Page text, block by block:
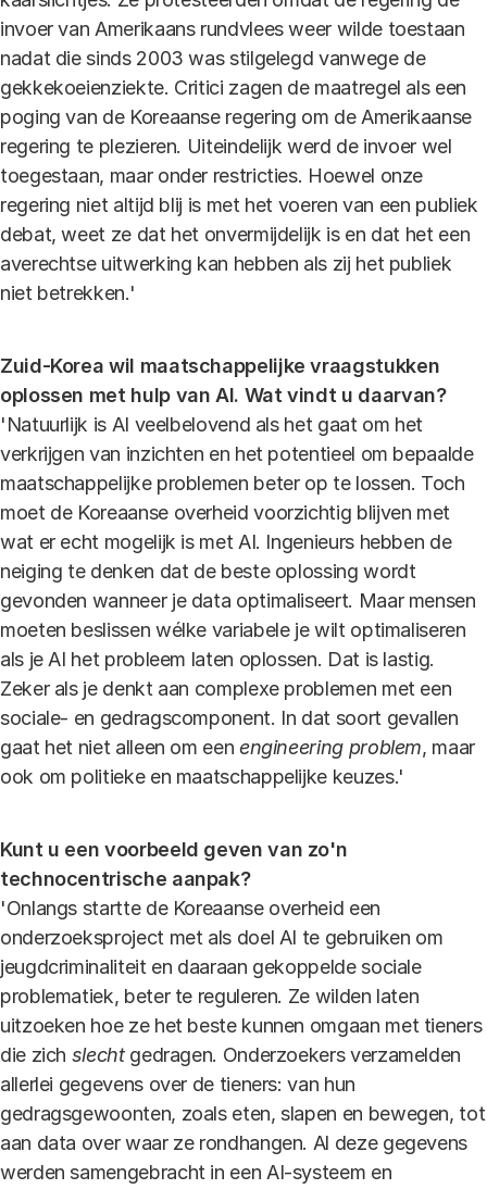
invoer van Amerikaans rundvlees weer wilde toestaan
nadat die sinds 2003 was stilgelegd vanwege de
gekkekoeienziekte. Critici zagen de maatregel als een
poging van de Koreaanse regering om de Amerikaanse
regering te plezieren. Uiteindelijk werd de invoer wel
toegestaan, maar onder restricties. Hoewel onze
regering niet altijd blij is met het voeren van een publiek
debat, weet ze dat het onvermijdelijk is en dat het een
averechtse uitwerking kan hebben als zij het publiek
niet betrekken.'
Zuid-Korea wil maatschappelijke vraagstukken
oplossen met hulp van AI. Wat vindt u daarvan?
'Natuurlijk is AI veelbelovend als het gaat om het
verkrijgen van inzichten en het potentieel om bepaalde
maatschappelijke problemen beter op te lossen. Toch
moet de Koreaanse overheid voorzichtig blijven met
wat er echt mogelijk is met AI. Ingenieurs hebben de
neiging te denken dat de beste oplossing wordt
gevonden wanneer je data optimaliseert. Maar mensen
moeten beslissen wélke variabele je wilt optimaliseren
als je AI het probleem laten oplossen. Dat is lastig.
Zeker als je denkt aan complexe problemen met een
sociale- en gedragscomponent. In dat soort gevallen
gaat het niet alleen om een engineering problem, maar
ook om politieke en maatschappelijke keuzes.'
Kunt u een voorbeeld geven van zo'n
technocentrische aanpak?
'Onlangs startte de Koreaanse overheid een
onderzoeksproject met als doel AI te gebruiken om
jeugdcriminaliteit en daaraan gekoppelde sociale
problematiek, beter te reguleren. Ze wilden laten
uitzoeken hoe ze het beste kunnen omgaan met tieners
die zich slechtgedragen. Onderzoekers verzamelden
allerlei gegevens over de tieners: van hun
gedragsgewoonten, zoals eten, slapen en bewegen, tot
aan data over waar ze rondhangen. Al deze gegevens
werden samengebracht in een AI-systeem en